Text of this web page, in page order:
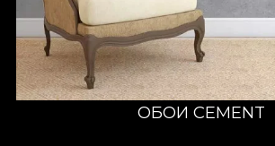
ОБОИ CEMENT